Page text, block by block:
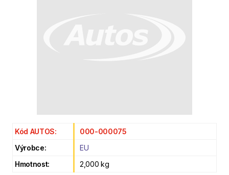
Kód AUTOS:
000-000075
Výrobce:
EU
Hmotnost:
2,000 kg